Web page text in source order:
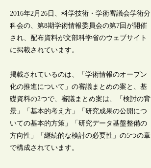
2016年2月26日、科学技術・学術審議会学術分
科会の、第8期学術情報委員会の第7回が開催
され、配布資料が文部科学省のウェブサイト
に掲載されています。
掲載されているのは、「学術情報のオープン
化の推進について」の審議まとめの案と、基
礎資料の2つで、審議まとめ案は、「検討の背
景」「基本的考え方」「研究成果の公開につ
いての基本的方策」「研究データ基盤整備の
方向性」「継続的な検討の必要性」の5つの章
で構成されています。